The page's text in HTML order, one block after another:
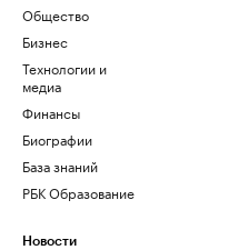
Общество
Бизнес
Технологии и
медиа
Финансы
Биографии
База знаний
РБК Образование
Новости